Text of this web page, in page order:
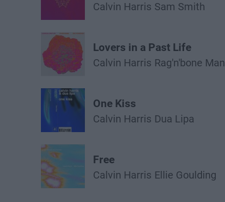
Calvin Harris Sam Smith
Lovers in a Past Life
Calvin Harris Rag'n'bone Man
One Kiss
Calvin Harris Dua Lipa
Free
Calvin Harris Ellie Goulding